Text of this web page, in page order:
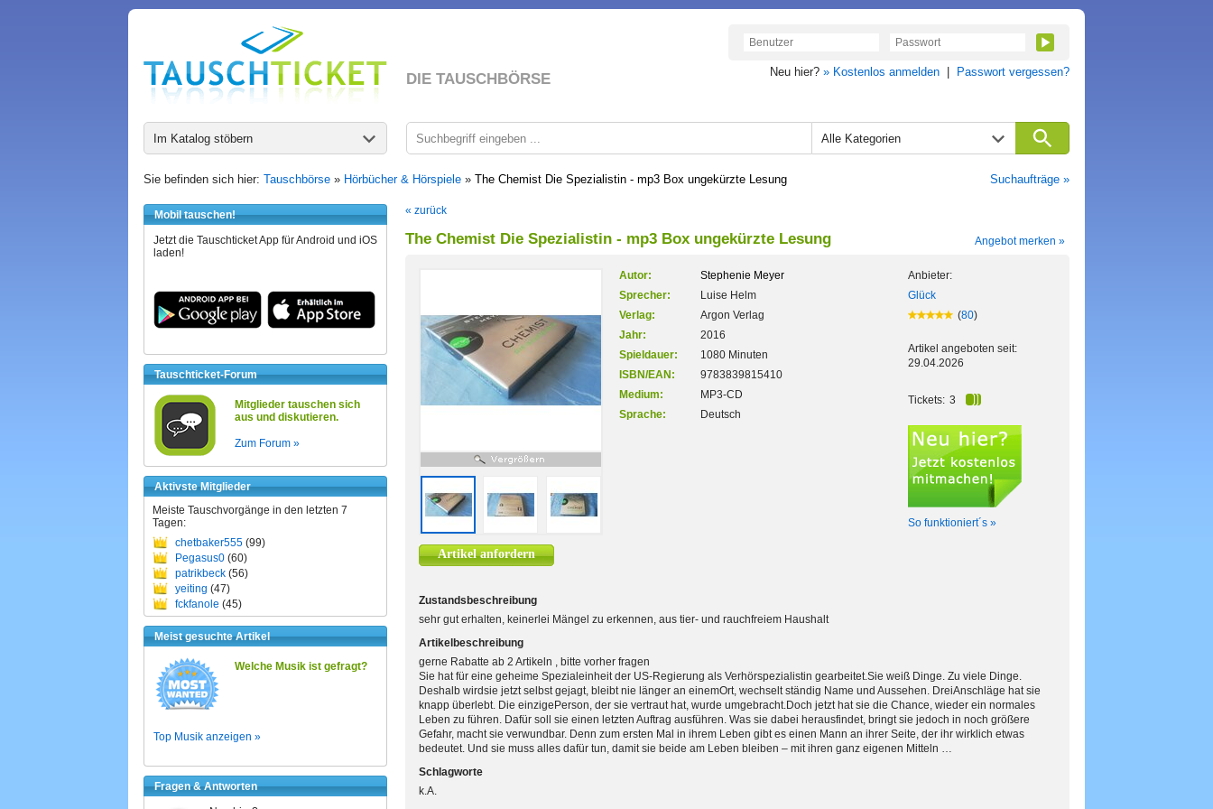
DIE TAUSCHBÖRSE Neu hier? » Kostenlos anmelden Passwort vergessen?
Im Katalog stöbern Alle Kategorien
Sie befinden sich hier: Tauschbörse » Hörbücher & Hörspiele » The Chemist Die Spezialistin - mp3 Box ungekürzte Lesung Suchaufträge »
Mobil tauschen!
Jetzt die Tauschticket App für Android und iOS
laden!
Tauschticket-Forum
Mitglieder tauschen sich
aus und diskutieren.
Zum Forum »
Aktivste Mitglieder
Meiste Tauschvorgänge in den letzten 7
Tagen:
chetbaker555 (99)
Pegasus0 (60)
patrikbeck (56)
yeiting (47)
fckfanole (45)
Meist gesuchte Artikel
Welche Musik ist gefragt?
Top Musik anzeigen »
Fragen & Antworten
« zurück
The Chemist Die Spezialistin - mp3 Box ungekürzte Lesung Angebot merken »
Artikel anfordern
Autor:
Stephenie Meyer
Sprecher:
Luise Helm
Verlag:
Argon Verlag
Jahr:
2016
Spieldauer:
1080 Minuten
ISBN/EAN:
9783839815410
Medium:
MP3-CD
Sprache:
Deutsch
Anbieter:
Glück
(80)
Artikel angeboten seit:
29.04.2026
Tickets: 3
So funktioniert´s »
Zustandsbeschreibung
sehr gut erhalten, keinerlei Mängel zu erkennen, aus tier- und rauchfreiem Haushalt
Artikelbeschreibung
gerne Rabatte ab 2 Artikeln , bitte vorher fragen
Sie hat für eine geheime Spezialeinheit der US-Regierung als Verhörspezialistin gearbeitet.Sie weiß Dinge. Zu viele Dinge.
Deshalb wirdsie jetzt selbst gejagt, bleibt nie länger an einemOrt, wechselt ständig Name und Aussehen. DreiAnschläge hat sie
knapp überlebt. Die einzigePerson, der sie vertraut hat, wurde umgebracht.Doch jetzt hat sie die Chance, wieder ein normales
Leben zu führen. Dafür soll sie einen letzten Auftrag ausführen. Was sie dabei herausfindet, bringt sie jedoch in noch größere
Gefahr, macht sie verwundbar. Denn zum ersten Mal in ihrem Leben gibt es einen Mann an ihrer Seite, der ihr wirklich etwas
bedeutet. Und sie muss alles dafür tun, damit sie beide am Leben bleiben – mit ihren ganz eigenen Mitteln …
Schlagworte
k.A.